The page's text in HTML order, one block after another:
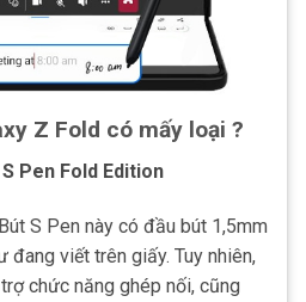
Z Fold có mấy loại ?
Pen Fold Edition
Bút S Pen này có đầu bút 1,5mm
đang viết trên giấy. Tuy nhiên,
chức năng ghép nối, cũng